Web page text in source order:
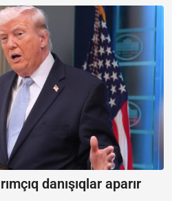
danışıqlar aparır